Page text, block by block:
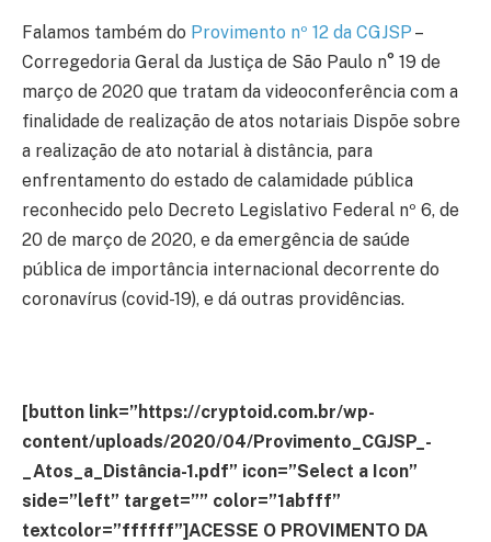
Falamos também do Provimento nº 12 da CGJSP –
Corregedoria Geral da Justiça de São Paulo n° 19 de
março de 2020 que tratam da videoconferência com a
finalidade de realização de atos notariais Dispõe sobre
a realização de ato notarial à distância, para
enfrentamento do estado de calamidade pública
reconhecido pelo Decreto Legislativo Federal nº 6, de
20 de março de 2020, e da emergência de saúde
pública de importância internacional decorrente do
coronavírus (covid-19), e dá outras providências.
[button link=”https://cryptoid.com.br/wp-
content/uploads/2020/04/Provimento_CGJSP_-
_Atos_a_Distância-1.pdf” icon=”Select a Icon”
side=”left” target=”” color=”1abfff”
textcolor=”ffffff”]ACESSE O PROVIMENTO DA